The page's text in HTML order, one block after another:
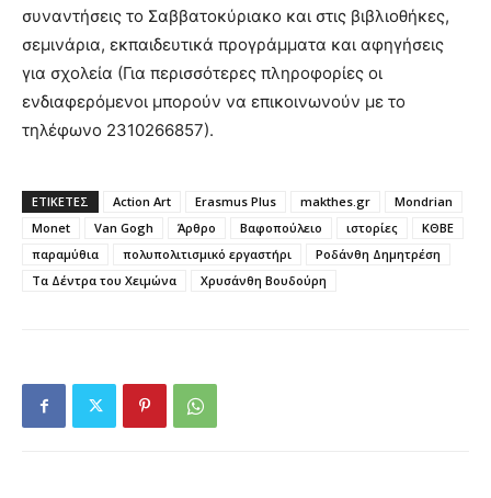
συναντήσεις το Σαββατοκύριακο και στις βιβλιοθήκες,
σεμινάρια, εκπαιδευτικά προγράμματα και αφηγήσεις
για σχολεία (Για περισσότερες πληροφορίες οι
ενδιαφερόμενοι μπορούν να επικοινωνούν με το
τηλέφωνο 2310266857).
ΕΤΙΚΕΤΕΣ Action Art Erasmus Plus makthes.gr
Mondrian
Monet
Van Gogh Άρθρο Βαφοπούλειο ιστορίες
ΚΘΒΕ
παραμύθια
πολυπολιτισμικό εργαστήρι
Ροδάνθη Δημητρέση
Τα Δέντρα του Χειμώνα
Χρυσάνθη Βουδούρη